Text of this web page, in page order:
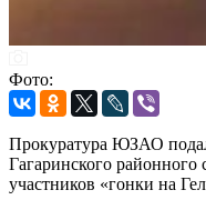
Фото:
Прокуратура ЮЗАО
Гагаринского
участников «гонки на